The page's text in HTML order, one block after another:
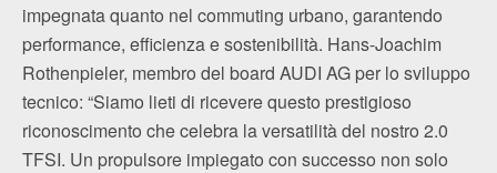
impegnata quanto nel commuting urbano, garantendo
performance, efficienza e sostenibilità. Hans-Joachim
Rothenpieler, membro del board AUDI AG per lo sviluppo
tecnico: “Siamo lieti di ricevere questo prestigioso
riconoscimento che celebra la versatilità del nostro 2.0
TFSI. Un propulsore impiegato con successo non solo